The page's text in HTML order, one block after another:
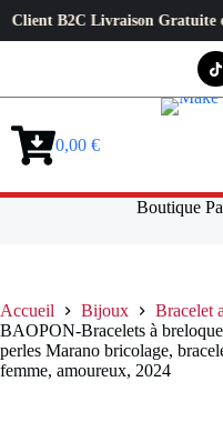
B2C Livraison Gratuite en
Panier0,00 €
Boutique
Accueil Bijoux
Bracelet
BAOPON-Bracelets à
perles Marano bricolage,
femme, amoureux, 2024